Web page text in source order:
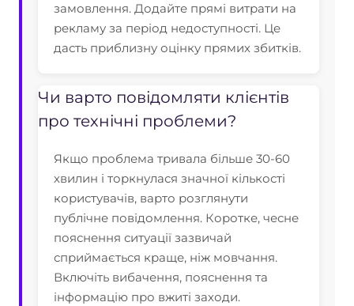
замовлення. Додайте прямі витрати на
рекламу за період недоступності. Це
дасть приблизну оцінку прямих збитків.
Чи варто повідомляти клієнтів
про технічні проблеми?
Якщо проблема тривала більше 30-60
хвилин і торкнулася значної кількості
користувачів, варто розглянути
публічне повідомлення. Коротке, чесне
пояснення ситуації зазвичай
сприймається краще, ніж мовчання.
Включіть вибачення, пояснення та
інформацію про вжиті заходи.